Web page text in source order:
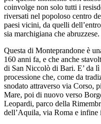
coinvolge non solo tutti i
riversati nel popoloso centro
paesi vicini, da quelli
sia marchigiana che abruzzese.
Questa di Monteprandone è
160 anni fa, e che anche
di San Niccolò di Bari. E’ da
processione che, come da
snodato attraverso via Corso,
Mare, poi di nuovo verso
Leopardi, parco della
dell’Aquila, via Roma e infine